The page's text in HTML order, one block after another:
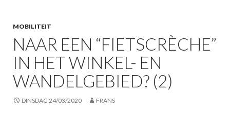
MOBILITEIT
NAAR EEN “FIETSCRÈCHE”
IN HET WINKEL- EN
WANDELGEBIED? (2)
DINSDAG 24/03/2020 FRANS